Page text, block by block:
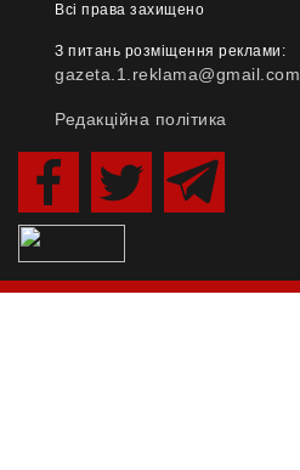
Всі права захищено
З питань розміщення реклами:
gazeta.1.reklama@gmail.com
Редакційна політика